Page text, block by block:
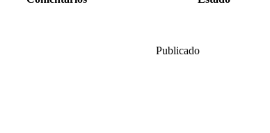
Publicado